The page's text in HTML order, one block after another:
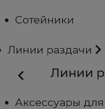
Сотейники
Линии раздачи
Линии
Аксессуары